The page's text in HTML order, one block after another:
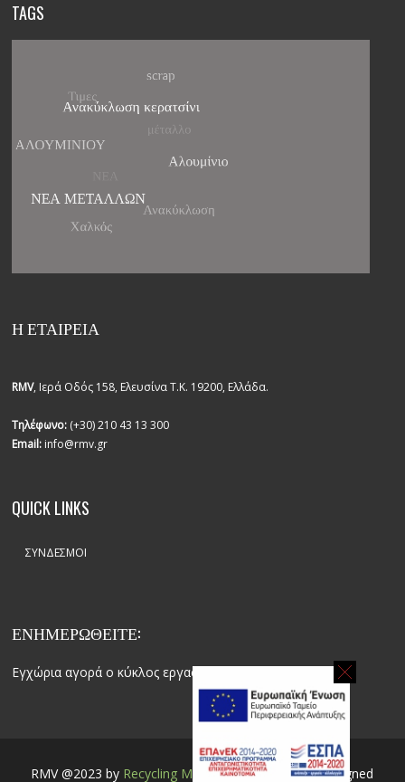
TAGS
Η ΕΤΑΙΡΕΙΑ
RMV, Ιερά Οδός 158, Ελευσίνα Τ.Κ. 19200, Ελλάδα.
Τηλέφωνο: (+30) 210 43 13 300
Email: info@rmv.gr
QUICK LINKS
ΣΎΝΔΕΣΜΟΙ
ΕΝΗΜΕΡΩΘΕΙΤΕ:
Εγχώρια αγορά ο κύκλος εργασιών
RMV @2023 by Recycling Metal Vichos| Website designed